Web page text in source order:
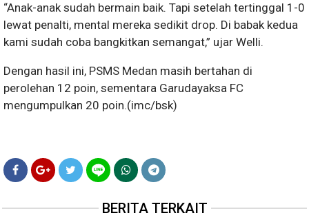
“Anak-anak sudah bermain baik. Tapi setelah tertinggal 1-0
lewat penalti, mental mereka sedikit drop. Di babak kedua
kami sudah coba bangkitkan semangat,” ujar Welli.
Dengan hasil ini, PSMS Medan masih bertahan di
perolehan 12 poin, sementara Garudayaksa FC
mengumpulkan 20 poin.(imc/bsk)
BERITA TERKAIT